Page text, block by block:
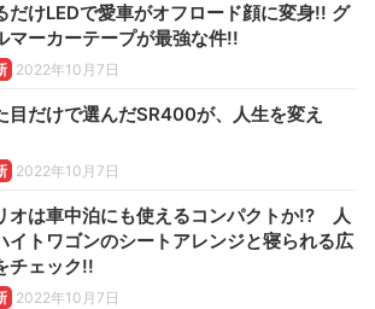
だけLEDで愛車がオフロード顔に変身!! グ
マーカーテープが最強な件!!
2022年10月7日
目だけで選んだSR400が、人生を変え
2022年10月7日
オは車中泊にも使えるコンパクトか!? 人
イトワゴンのシートアレンジと寝られる広
チェック!!
2022年10月7日